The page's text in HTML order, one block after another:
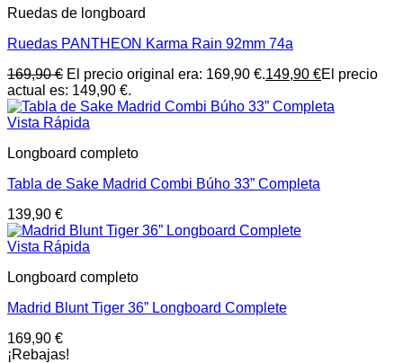
Ruedas de longboard
Ruedas PANTHEON Karma Rain 92mm 74a
169,90€ El precio original era: 169,90 €.149,90 €El precio
actual es: 149,90 €.
Vista Rápida
Longboard completo
Tabla de Sake Madrid Combi Búho 33” Completa
139,90 €
Vista Rápida
Longboard completo
Madrid Blunt Tiger 36” Longboard Complete
169,90 €
¡Rebajas!